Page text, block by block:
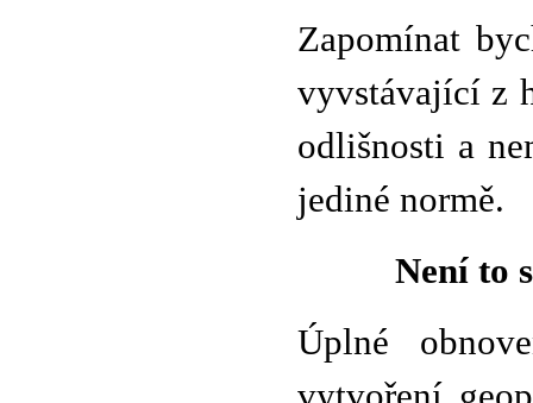
Zapomínat
vyvstávající z
odlišnosti a
jediné normě.
Není to
Úplné